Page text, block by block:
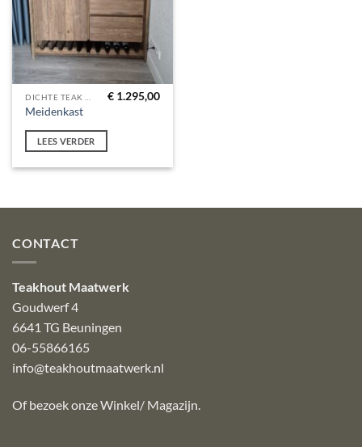
Meidenkast
€1.295,00
LEES VERDER
CONTACT
Teakhout Maatwerk
Goudwerf 4
6641 TG Beuningen
06-55866165
info@teakhoutmaatwerk.nl
Of bezoek onzeWinkel/ Magazijn.